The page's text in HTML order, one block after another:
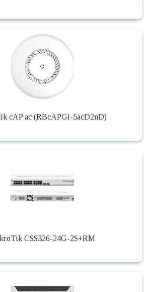
cAP ac (RBcAPGi-5acD2nD)
CSS326-24G-2S+RM